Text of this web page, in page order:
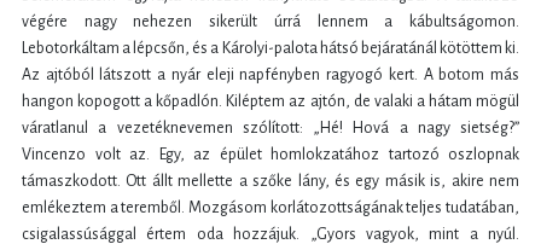
végére nagy nehezen sikerült úrrá lennem a kábultságomon.
Lebotorkáltam a lépcsőn, és a Károlyi-palota hátsó bejáratánál kötöttem ki.
Az ajtóból látszott a nyár eleji napfényben ragyogó kert. A botom más
hangon kopogott a kőpadlón. Kiléptem az ajtón, de valaki a hátam mögül
váratlanul a vezetéknevemen szólított: „Hé! Hová a nagy sietség?”
Vincenzo volt az. Egy, az épület homlokzatához tartozó oszlopnak
támaszkodott. Ott állt mellette a szőke lány, és egy másik is, akire nem
emlékeztem a teremből. Mozgásom korlátozottságának teljes tudatában,
csigalassúsággal értem oda hozzájuk. „Gyors vagyok, mint a nyúl.